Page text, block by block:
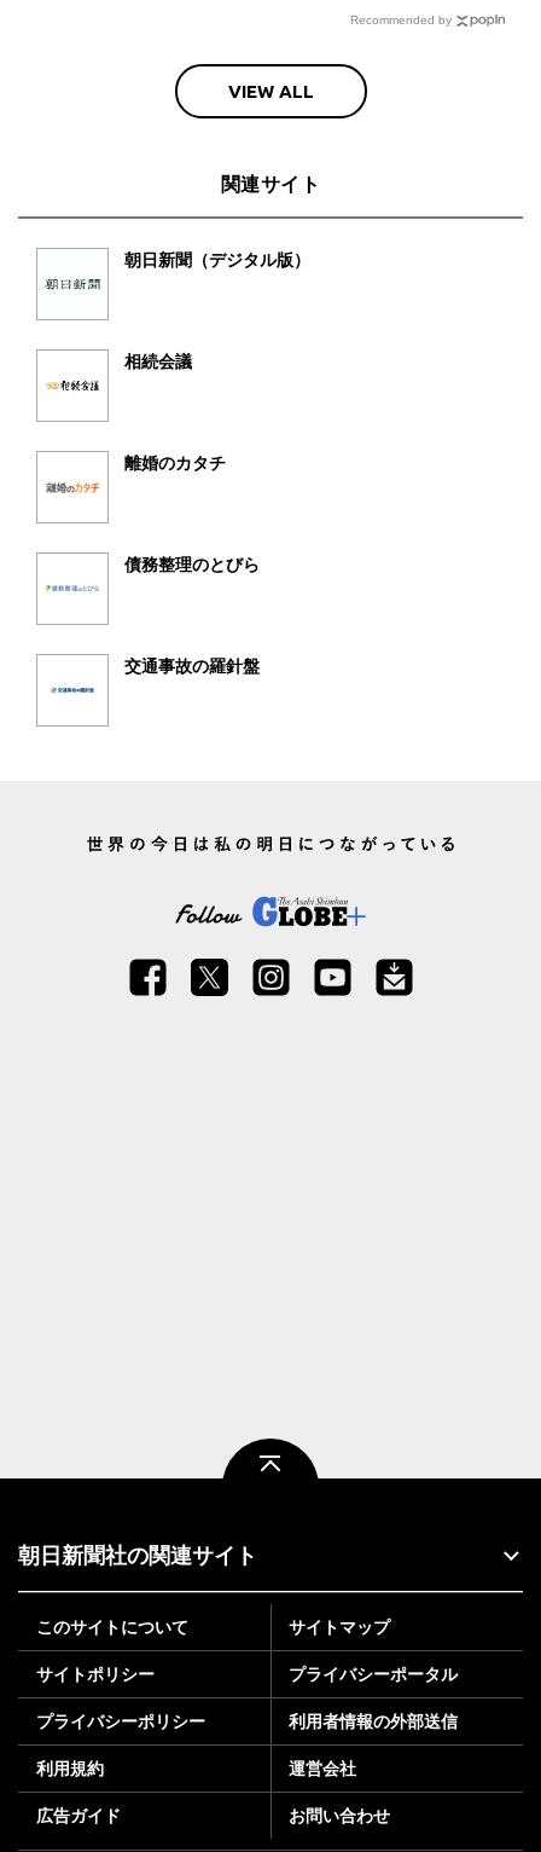
Recommended by
VIEW ALL
関連サイト
朝日新聞（デジタル版）
相続会議
離婚のカタチ
債務整理のとびら
交通事故の羅針盤
朝日新聞社の関連サイト
このサイトについて サイトマップ
サイトポリシー プライバシーポータル
プライバシーポリシー 利用者情報の外部送信
利用規約 運営会社
広告ガイド お問い合わせ